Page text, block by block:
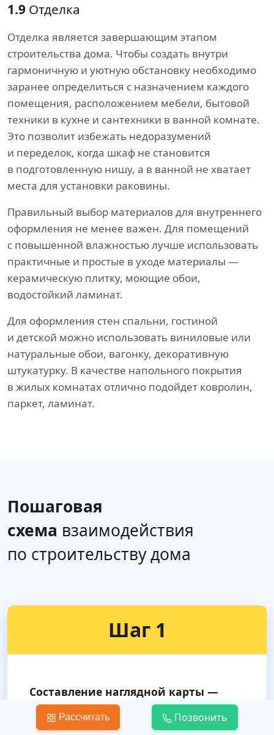
1.9 Отделка
Отделка является завершающим этапом
строительства дома. Чтобы создать внутри
гармоничную и уютную обстановку необходимо
заранее определиться с назначением каждого
помещения, расположением мебели, бытовой
техники в кухне и сантехники в ванной комнате.
Это позволит избежать недоразумений
и переделок, когда шкаф не становится
в подготовленную нишу, а в ванной не хватает
места для установки раковины.
Правильный выбор материалов для внутреннего
оформления не менее важен. Для помещений
с повышенной влажностью лучше использовать
практичные и простые в уходе материалы —
керамическую плитку, моющие обои,
водостойкий ламинат.
Для оформления стен спальни, гостиной
и детской можно использовать виниловые или
натуральные обои, вагонку, декоративную
штукатурку. В качестве напольного покрытия
в жилых комнатах отлично подойдет ковролин,
паркет, ламинат.
Пошаговая
схема взаимодействия
по строительству дома
Шаг 1
Составление наглядной карты —
сметы
Рассчитать Позвонить